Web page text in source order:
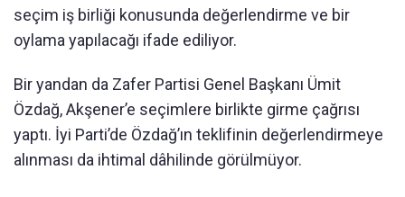
seçim iş birliği konusunda değerlendirme ve bir
oylama yapılacağı ifade ediliyor.
Bir yandan da Zafer Partisi Genel Başkanı Ümit
Özdağ, Akşener’e seçimlere birlikte girme çağrısı
yaptı. İyi Parti’de Özdağ’ın teklifinin değerlendirmeye
alınması da ihtimal dâhilinde görülmüyor.